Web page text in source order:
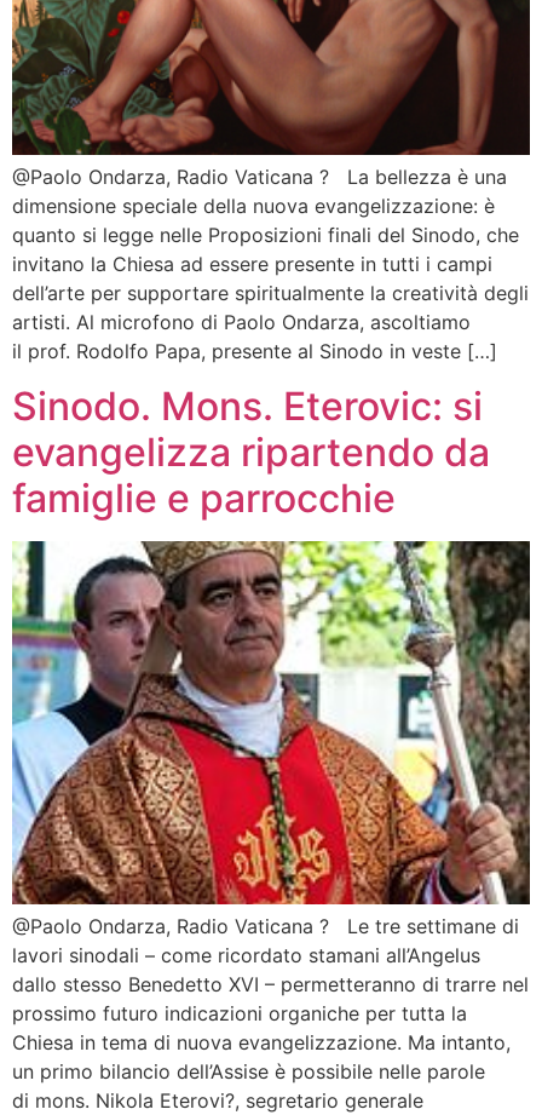
@Paolo Ondarza, Radio Vaticana ? La bellezza è una
dimensione speciale della nuova evangelizzazione: è
quanto si legge nelle Proposizioni finali del Sinodo, che
invitano la Chiesa ad essere presente in tutti i campi
dell’arte per supportare spiritualmente la creatività degli
artisti. Al microfono di Paolo Ondarza, ascoltiamo
il prof. Rodolfo Papa, presente al Sinodo in veste […]
Sinodo. Mons. Eterovic: si
evangelizza ripartendo da
famiglie e parrocchie
@Paolo Ondarza, Radio Vaticana ? Le tre settimane di
lavori sinodali – come ricordato stamani all’Angelus
dallo stesso Benedetto XVI – permetteranno di trarre nel
prossimo futuro indicazioni organiche per tutta la
Chiesa in tema di nuova evangelizzazione. Ma intanto,
un primo bilancio dell’Assise è possibile nelle parole
di mons. Nikola Eterovi?, segretario generale